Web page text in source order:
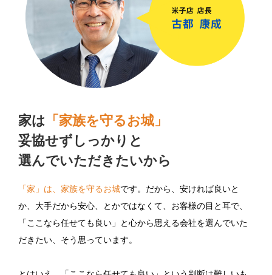
家は 「家族を守るお城」
妥協せずしっかりと
選んでいただきたいから
「家」は、家族を守るお城です。だから、安ければ良いと
か、大手だから安心、とかではなくて、お客様の目と耳で、
「ここなら任せても良い」と心から思える会社を選んでいた
だきたい、そう思っています。